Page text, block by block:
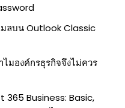
ลบน Outlook Classic
มองค์กรธุรกิจจึงไม่ควร
365 Business: Basic,